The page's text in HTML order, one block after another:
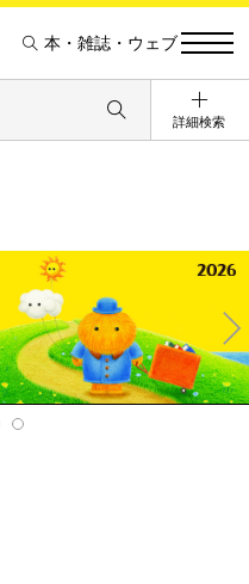
本・雑誌・ウェブ
詳細検索
Ne
xt